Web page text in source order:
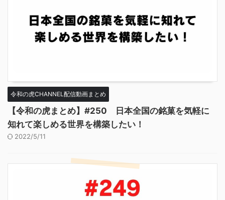
令和の虎CHANNEL配信動画まとめ
【令和の虎まとめ】#250 日本全国の銘菓を気軽に
知れて楽しめる世界を構築したい！
2022/5/11